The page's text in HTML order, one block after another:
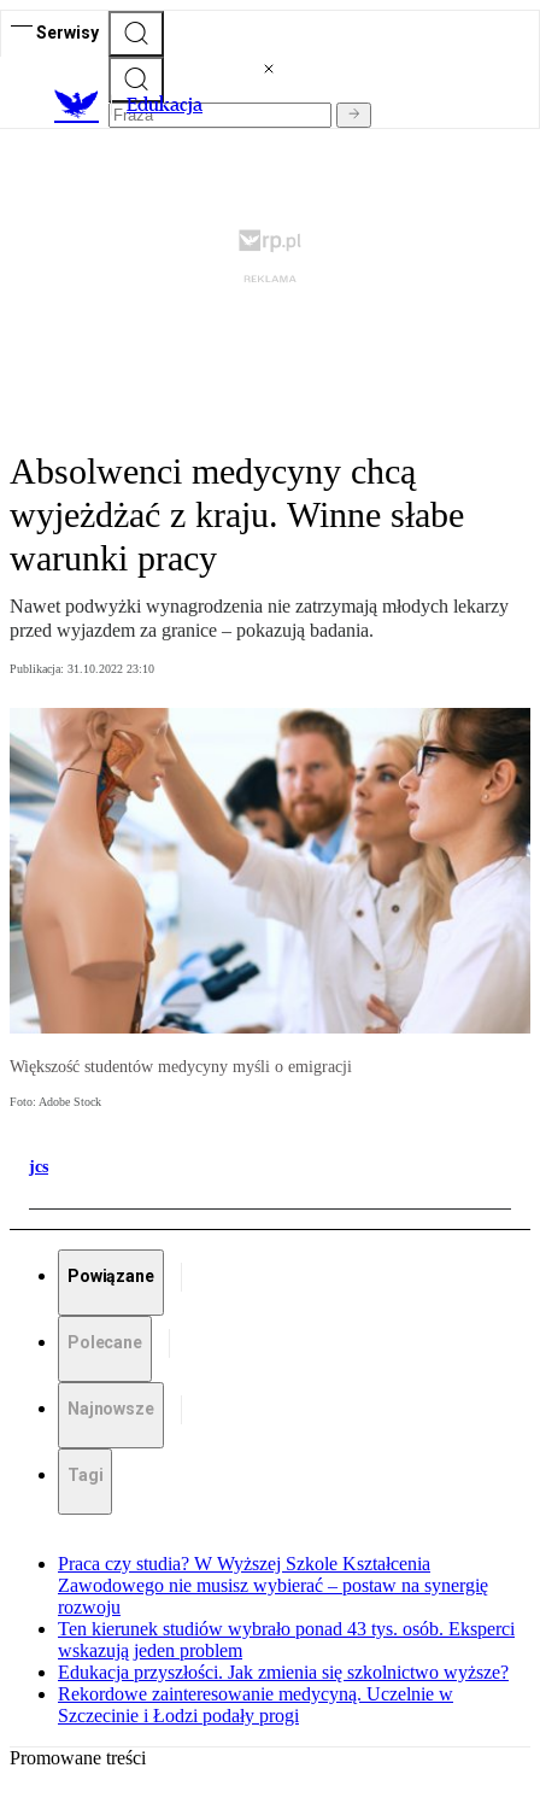
Serwisy
Edukacja
Absolwenci medycyny chcą
wyjeżdżać z kraju. Winne słabe
warunki pracy
Nawet podwyżki wynagrodzenia nie zatrzymają młodych lekarzy
przed wyjazdem za granice – pokazują badania.
Publikacja: 31.10.2022 23:10
Większość studentów medycyny myśli o emigracji
Foto: Adobe Stock
jcs
Powiązane
Polecane
Najnowsze
Tagi
Praca czy studia? W Wyższej Szkole Kształcenia
Zawodowego nie musisz wybierać – postaw na synergię
rozwoju
Ten kierunek studiów wybrało ponad 43 tys. osób. Eksperci
wskazują jeden problem
Edukacja przyszłości. Jak zmienia się szkolnictwo wyższe?
Rekordowe zainteresowanie medycyną. Uczelnie w
Szczecinie i Łodzi podały progi
Promowane treści